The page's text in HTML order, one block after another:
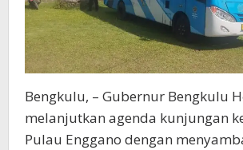
Bengkulu, – Gubernur Bengkulu
melanjutkan agenda kunjungan
Pulau Enggano dengan